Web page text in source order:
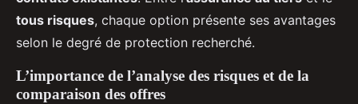
tous risques, chaque option présente ses avantages
selon le degré de protection recherché.
L’importance de l’analyse des risques et de la
comparaison des offres